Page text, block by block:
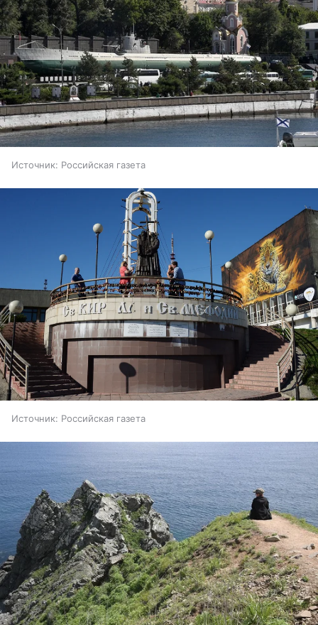
Источник: Российская газета
Источник: Российская газета